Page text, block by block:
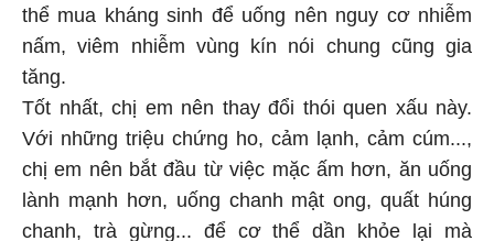
thể mua kháng sinh để uống nên nguy cơ nhiễm
nấm, viêm nhiễm vùng kín nói chung cũng gia
tăng.
Tốt nhất, chị em nên thay đổi thói quen xấu này.
Với những triệu chứng ho, cảm lạnh, cảm cúm...,
chị em nên bắt đầu từ việc mặc ấm hơn, ăn uống
lành mạnh hơn, uống chanh mật ong, quất húng
chanh, trà gừng... để cơ thể dần khỏe lại mà